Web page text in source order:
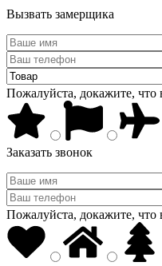
Вызвать замерщика
Пожалуйста, докажите, что
Заказать звонок
Пожалуйста, докажите, что